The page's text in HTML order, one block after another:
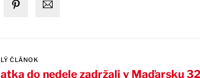
ČLÁNOK
do nedele zadržali v Maďarsku